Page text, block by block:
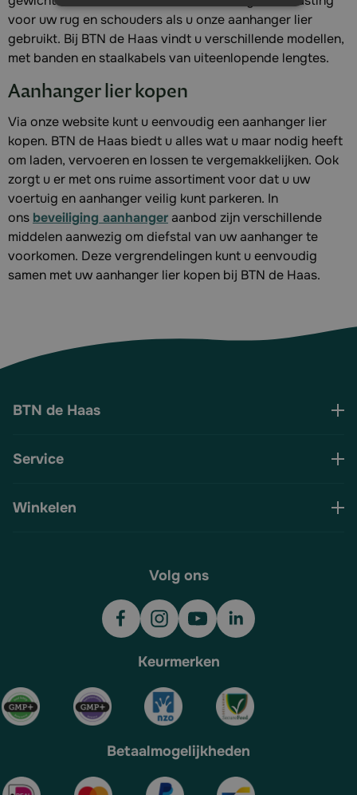
voor uw rug en schouders als u onze aanhanger lier
gebruikt. Bij BTN de Haas vindt u verschillende modellen,
met banden en staalkabels van uiteenlopende lengtes.
Aanhanger lier kopen
Via onze website kunt u eenvoudig een aanhanger lier
kopen. BTN de Haas biedt u alles wat u maar nodig heeft
om laden, vervoeren en lossen te vergemakkelijken. Ook
zorgt u er met ons ruime assortiment voor dat u uw
voertuig en aanhanger veilig kunt parkeren. In
ons beveiliging aanhanger aanbod zijn verschillende
middelen aanwezig om diefstal van uw aanhanger te
voorkomen. Deze vergrendelingen kunt u eenvoudig
samen met uw aanhanger lier kopen bij BTN de Haas.
BTN de Haas
Service
Winkelen
Volg ons
Keurmerken
Betaalmogelijkheden